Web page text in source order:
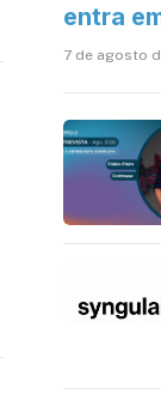
entra
7 de agosto